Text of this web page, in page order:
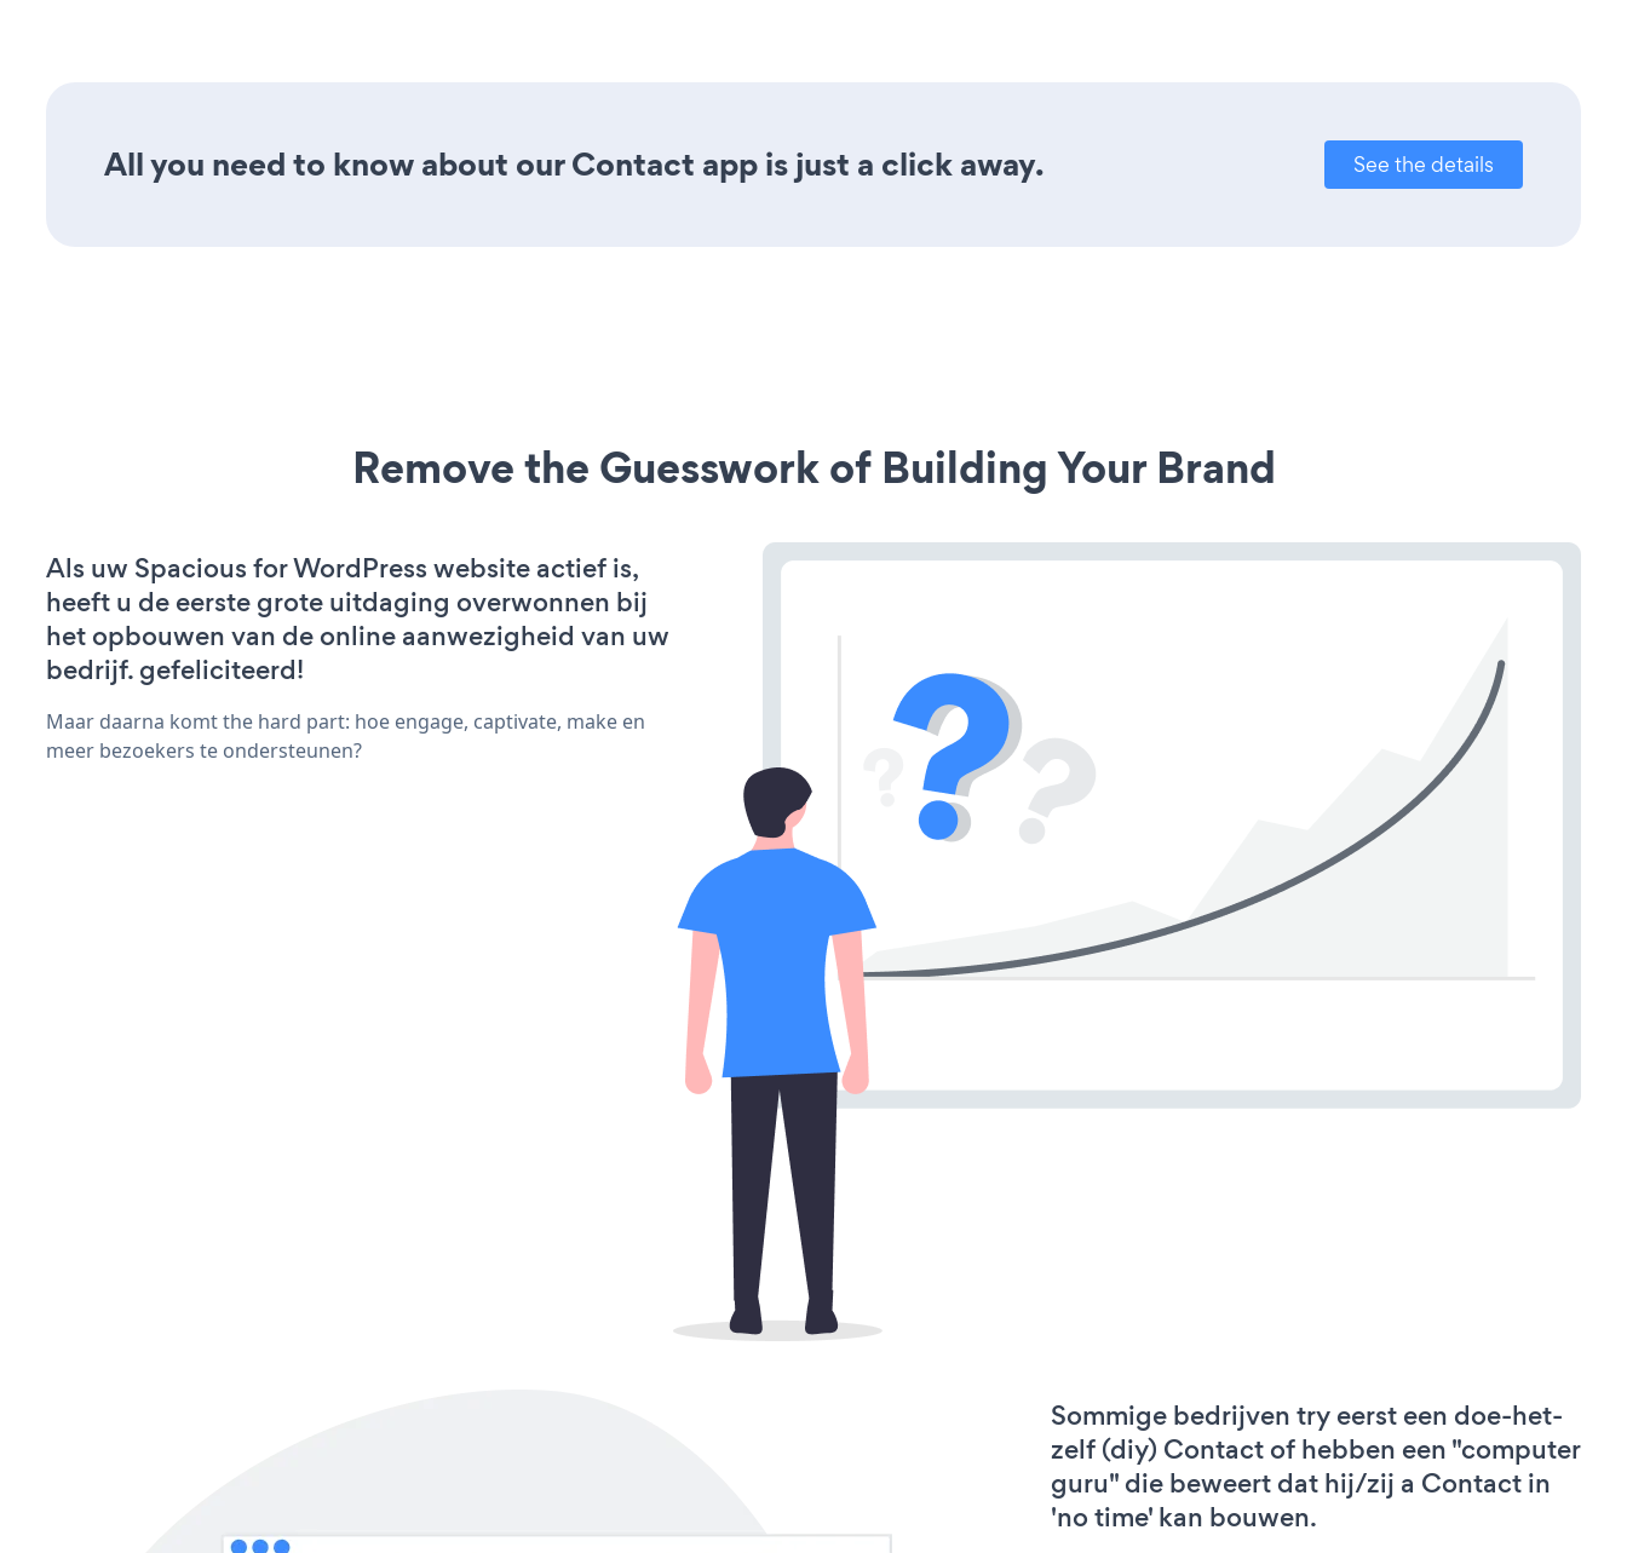
All you need to know about our Contact app is just a click away. See the details
Remove the Guesswork of Building Your Brand
Als uw Spacious for WordPress website actief is,
heeft u de eerste grote uitdaging overwonnen bij
het opbouwen van de online aanwezigheid van uw
bedrijf. gefeliciteerd!
Maar daarna komt the hard part: hoe engage, captivate, make en
meer bezoekers te ondersteunen?
Sommige bedrijven try eerst een doe-het-
zelf (diy) Contact of hebben een "computer
guru" die beweert dat hij/zij a Contact in
'no time' kan bouwen.